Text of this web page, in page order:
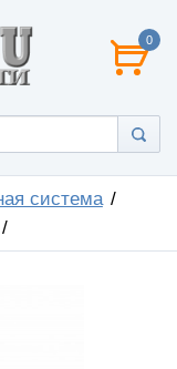
0
система